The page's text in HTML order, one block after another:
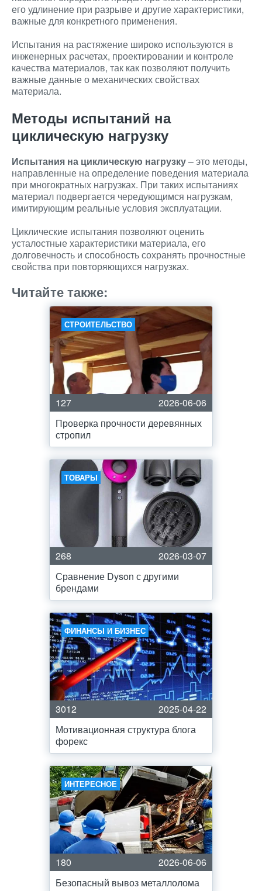
его удлинение при разрыве и другие характеристики,
важные для конкретного применения.
Испытания на растяжение широко используются в
инженерных расчетах, проектировании и контроле
качества материалов, так как позволяют получить
важные данные о механических свойствах
материала.
Методы испытаний на
циклическую нагрузку
Испытания на циклическую нагрузку– это методы,
направленные на определение поведения материала
при многократных нагрузках. При таких испытаниях
материал подвергается чередующимся нагрузкам,
имитирующим реальные условия эксплуатации.
Циклические испытания позволяют оценить
усталостные характеристики материала, его
долговечность и способность сохранять прочностные
свойства при повторяющихся нагрузках.
Читайте также:
СТРОИТЕЛЬСТВО
127
2026-06-06
Проверка прочности деревянных
стропил
ТОВАРЫ
268
2026-03-07
Сравнение Dyson с другими
брендами
ФИНАНСЫ И БИЗНЕС
3012
2025-04-22
Мотивационная структура блога
форекс
ИНТЕРЕСНОЕ
180
2026-06-06
Безопасный вывоз металлолома